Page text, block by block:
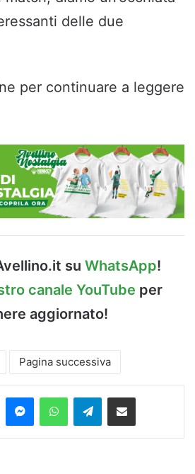
delle due
per continuare a leggere
su WhatsApp!
canale YouTube per
aggiornato!
Pagina successiva
MessengerWhatsAppTelegramCondividi via Email